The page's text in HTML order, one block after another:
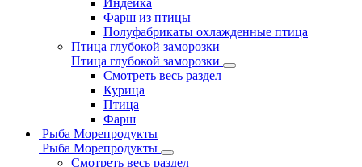
Индейка
Фарш из птицы
Полуфабрикаты охлажденные птица
Птица глубокой заморозки
Птица глубокой заморозки
Смотреть весь раздел
Курица
Птица
Фарш
Рыба Морепродукты
Рыба Морепродукты
Смотреть весь раздел